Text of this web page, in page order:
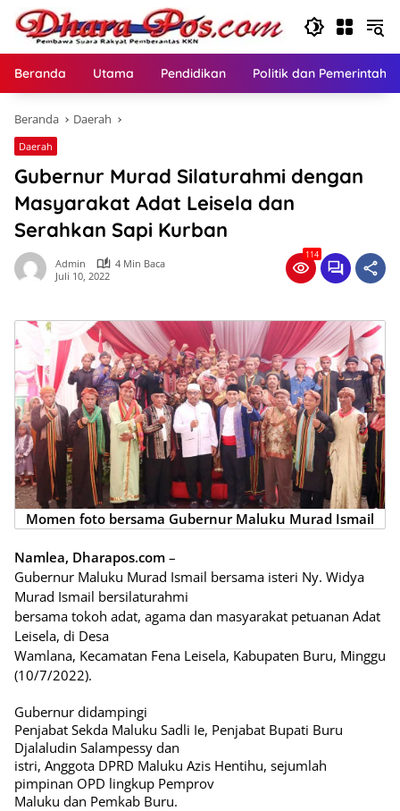
Langsung
konten
Beranda Utama Pendidikan Politik dan
Beranda Daerah
Daerah
Gubernur Murad Silaturahmi dengan
Masyarakat Adat Leisela dan
Serahkan Sapi Kurban
Admin
4 Min Baca
Juli 10, 2022
114
Momen foto bersama Gubernur Maluku Murad Ismail
Namlea, Dharapos.com –
Gubernur Maluku Murad Ismail bersama isteri Ny. Widya
Murad Ismail bersilaturahmi
bersama tokoh adat, agama dan masyarakat petuanan Adat
Leisela, di Desa
Wamlana, Kecamatan Fena Leisela, Kabupaten Buru, Minggu
(10/7/2022).
Gubernur didampingi
Penjabat Sekda Maluku Sadli Ie, Penjabat Bupati Buru
Djalaludin Salampessy dan
istri, Anggota DPRD Maluku Azis Hentihu, sejumlah
pimpinan OPD lingkup Pemprov
Maluku dan Pemkab Buru.